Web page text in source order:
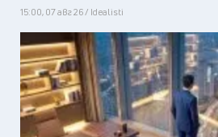
15:00, 07 авг 26 / Idealisti